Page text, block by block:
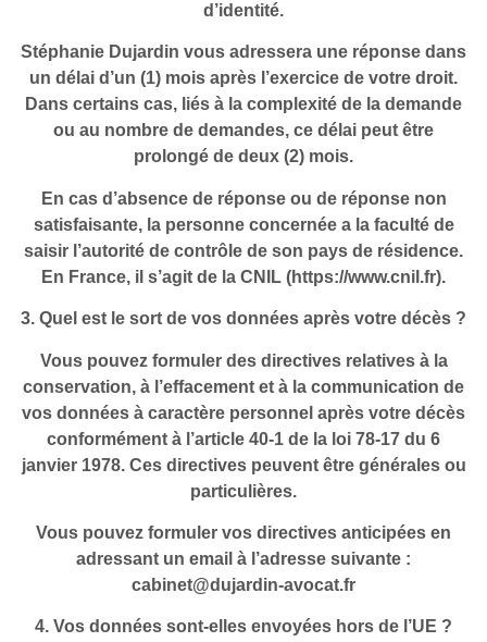
d’identité.
Stéphanie Dujardin vous adressera une réponse dans
un délai d’un (1) mois après l’exercice de votre droit.
Dans certains cas, liés à la complexité de la demande
ou au nombre de demandes, ce délai peut être
prolongé de deux (2) mois.
En cas d’absence de réponse ou de réponse non
satisfaisante, la personne concernée a la faculté de
saisir l’autorité de contrôle de son pays de résidence.
En France, il s’agit de la CNIL (https://www.cnil.fr).
3. Quel est le sort de vos données après votre décès ?
Vous pouvez formuler des directives relatives à la
conservation, à l’effacement et à la communication de
vos données à caractère personnel après votre décès
conformément à l’article 40-1 de la loi 78-17 du 6
janvier 1978. Ces directives peuvent être générales ou
particulières.
Vous pouvez formuler vos directives anticipées en
adressant un email à l’adresse suivante :
cabinet@dujardin-avocat.fr
4. Vos données sont-elles envoyées hors de l’UE ?